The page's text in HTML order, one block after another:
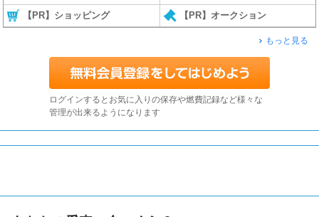
【PR】ショッピング 【PR】オークション
もっと見る
ログインするとお気に入りの保存や燃費記録など様々な
管理が出来るようになります